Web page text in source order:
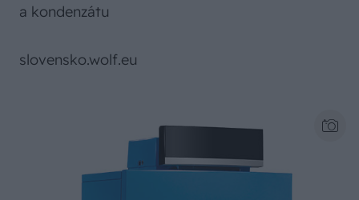
a kondenzátu
slovensko.wolf.eu